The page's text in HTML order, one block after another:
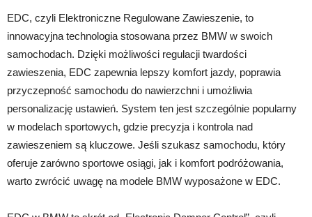
EDC, czyli Elektroniczne Regulowane Zawieszenie, to
innowacyjna technologia stosowana przez BMW w swoich
samochodach. Dzięki możliwości regulacji twardości
zawieszenia, EDC zapewnia lepszy komfort jazdy, poprawia
przyczepność samochodu do nawierzchni i umożliwia
personalizację ustawień. System ten jest szczególnie popularny
w modelach sportowych, gdzie precyzja i kontrola nad
zawieszeniem są kluczowe. Jeśli szukasz samochodu, który
oferuje zarówno sportowe osiągi, jak i komfort podróżowania,
warto zwrócić uwagę na modele BMW wyposażone w EDC.